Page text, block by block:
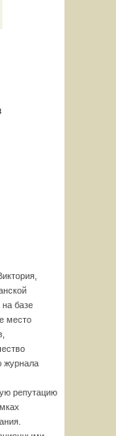
базе
место
журнала
репутацию